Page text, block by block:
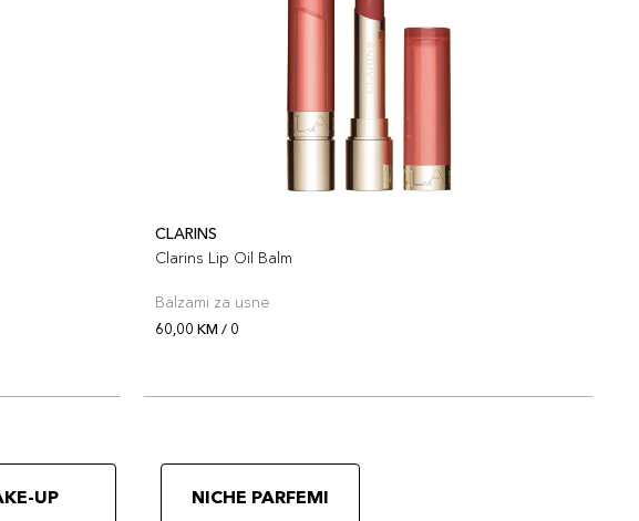
CLARINS
Clarins Lip Oil Balm
Balzami za usne
60,00 KM / 0
UP NICHE PARFEMI